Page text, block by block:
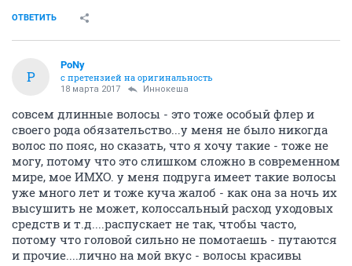
ОТВЕТИТЬ
P
PoNy
с претензией на оригинальность
18 марта 2017 Иннокеша
совсем длинные волосы - это тоже особый флер и
своего рода обязательство...у меня не было никогда
волос по пояс, но сказать, что я хочу такие - тоже не
могу, потому что это слишком сложно в современном
мире, мое ИМХО. у меня подруга имеет такие волосы
уже много лет и тоже куча жалоб - как она за ночь их
высушить не может, колоссальный расход уходовых
средств и т.д....распускает не так, чтобы часто,
потому что головой сильно не помотаешь - путаются
и прочие....лично на мой вкус - волосы красивы